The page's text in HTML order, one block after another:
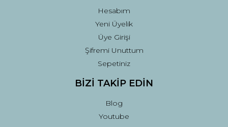
Hesabım
Yeni Üyelik
Üye Girişi
Şifremi Unuttum
Sepetiniz
BİZİ TAKİP EDİN
Blog
Youtube